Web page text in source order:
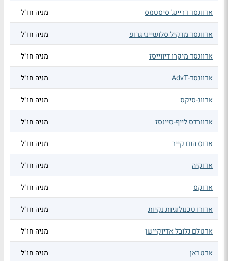
אדוונסד דריינג' סיסטמס מניה חו"ל
אדוונסד מדקיל סלושיינז גרופ מניה חו"ל
אדוונסד מיקרו דיווייסז מניה חו"ל
אדוונסד-AdvT מניה חו"ל
אדוונ-סיקס מניה חו"ל
אדוורדס לייף-סיינסז מניה חו"ל
אדוס הום קייר מניה חו"ל
אדוקיה מניה חו"ל
אדוקס מניה חו"ל
אדורו טכנולוגיות נקיות מניה חו"ל
אדטלם גלובל אדיוקיישן מניה חו"ל
אדטראן מניה חו"ל